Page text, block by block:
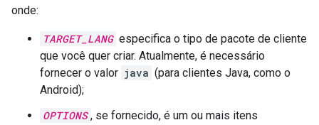
onde:
TARGET_LANG especifica o tipo de pacote de cliente
que você quer criar. Atualmente, é necessário
fornecer o valor java (para clientes Java, como o
Android);
OPTIONS , se fornecido, é um ou mais itens